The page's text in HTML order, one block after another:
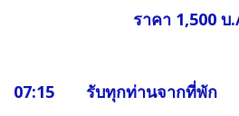
ราคา 1,500 บ
07:15 รับทุกท่านจากที่พัก